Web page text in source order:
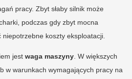
pracy. Zbyt słaby silnik może
podczas gdy zbyt mocna
koszty eksploatacji.
jest waga maszyny. W większych
w warunkach wymagających pracy na